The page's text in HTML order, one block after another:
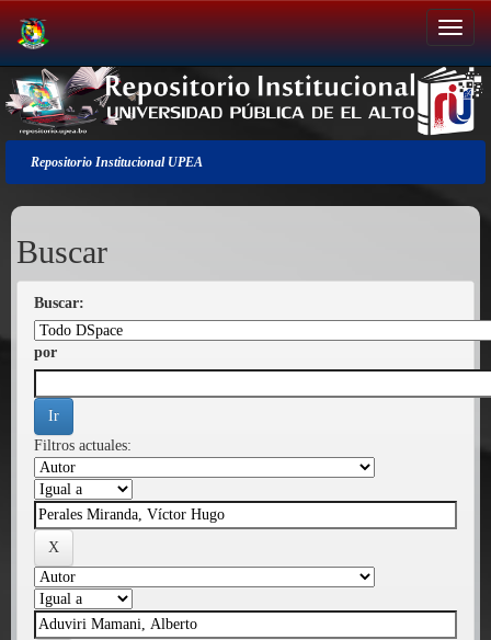
Salir
de
la
navegación
Repositorio Institucional UPEA
Buscar
Buscar:
por
Filtros actuales: